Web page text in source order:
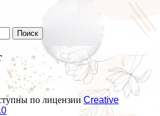
по лицензииCreative